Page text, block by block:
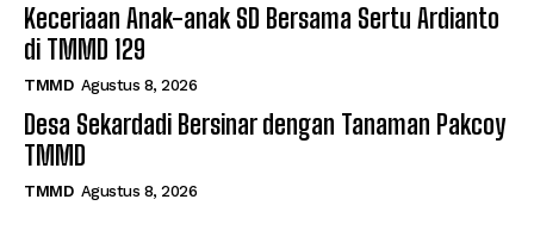
Keceriaan Anak-anak SD Bersama Sertu Ardianto
di TMMD 129
TMMD Agustus 8, 2026
Desa Sekardadi Bersinar dengan Tanaman Pakcoy
TMMD
TMMD Agustus 8, 2026